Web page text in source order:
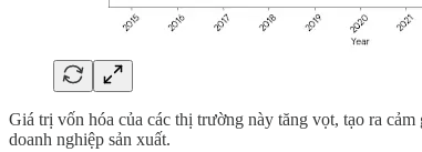
Giá trị vốn hóa của các thị trường này tăng vọt, tạo ra
doanh nghiệp sản xuất.